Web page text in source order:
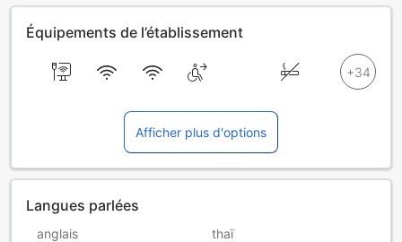
Équipements de l’établissement
Afficher plus d'options
Langues parlées
anglais thaï